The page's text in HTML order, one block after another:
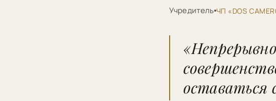
Учредитель ЧП «DOS
оставаться